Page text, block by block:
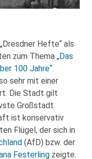
Hefte“ als
zum Thema „Das
100 Jahre“.
sehr mit einer
Die Stadt gilt
Großstadt
ist konservativ
Flügel, der sich in
(AfD) bzw. der
Festerling zeigte.